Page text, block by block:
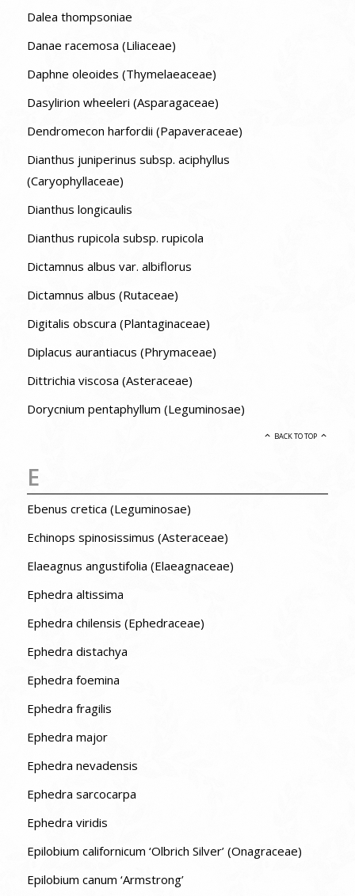
Dalea thompsoniae
Danae racemosa (Liliaceae)
Daphne oleoides (Thymelaeaceae)
Dasylirion wheeleri (Asparagaceae)
Dendromecon harfordii (Papaveraceae)
Dianthus juniperinus subsp. aciphyllus
(Caryophyllaceae)
Dianthus longicaulis
Dianthus rupicola subsp. rupicola
Dictamnus albus var. albiflorus
Dictamnus albus (Rutaceae)
Digitalis obscura (Plantaginaceae)
Diplacus aurantiacus (Phrymaceae)
Dittrichia viscosa (Asteraceae)
Dorycnium pentaphyllum (Leguminosae)
BACK TO TOP
E
Ebenus cretica (Leguminosae)
Echinops spinosissimus (Asteraceae)
Elaeagnus angustifolia (Elaeagnaceae)
Ephedra altissima
Ephedra chilensis (Ephedraceae)
Ephedra distachya
Ephedra foemina
Ephedra fragilis
Ephedra major
Ephedra nevadensis
Ephedra sarcocarpa
Ephedra viridis
Epilobium californicum ‘Olbrich Silver’ (Onagraceae)
Epilobium canum ‘Armstrong’